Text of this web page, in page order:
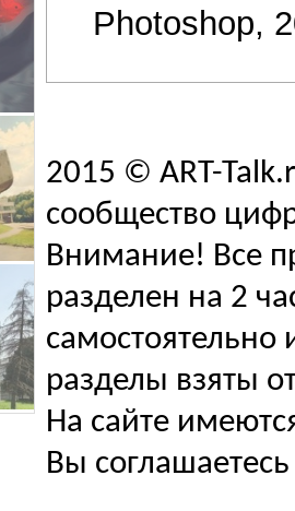
Photoshop,
2015 © ART-
сообщество
Внимание! Все
разделен на 2
самостоятельно
разделы взяты
На сайте
Вы